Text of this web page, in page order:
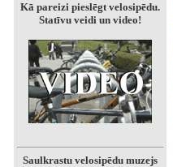
Kā pareizi pieslēgt velosipēdu.
Statīvu veidi un video!
Saulkrastu velosipēdu muzejs